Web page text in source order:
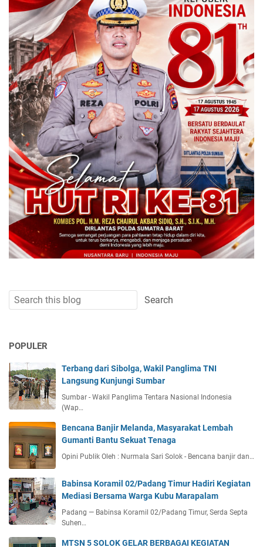
POPULER
Terbang dari Sibolga, Wakil Panglima TNI
Langsung Kunjungi Sumbar
Sumbar - Wakil Panglima Tentara Nasional Indonesia
(Wap…
Bencana Banjir Melanda, Masyarakat Lembah
Gumanti Bantu Sekuat Tenaga
Opini Publik Oleh : Nurmala Sari Solok - Bencana banjir dan…
Babinsa Koramil 02/Padang Timur Hadiri Kegiatan
Mediasi Bersama Warga Kubu Marapalam
Padang — Babinsa Koramil 02/Padang Timur, Serda Septa
Suhen…
MTSN 5 SOLOK GELAR BERBAGAI KEGIATAN